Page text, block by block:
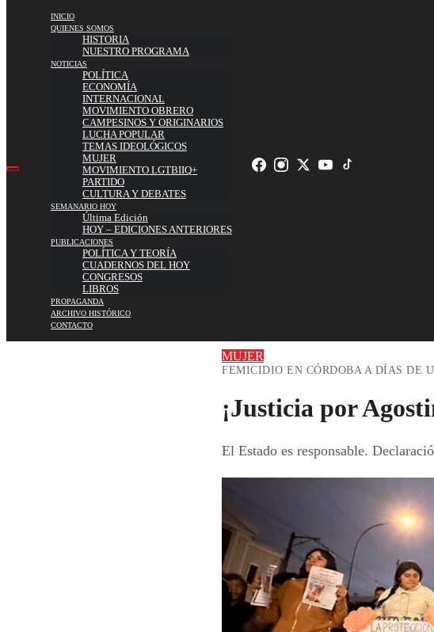
INICIO
QUIENES SOMOS
HISTORIA
NUESTRO PROGRAMA
NOTICIAS
POLÍTICA
ECONOMÍA
INTERNACIONAL
MOVIMIENTO OBRERO
CAMPESINOS Y ORIGINARIOS
LUCHA POPULAR
TEMAS IDEOLÓGICOS
MUJER
MOVIMIENTO LGTBIIQ+
PARTIDO
CULTURA Y DEBATES
SEMANARIO HOY
Última Edición
HOY – EDICIONES ANTERIORES
PUBLICACIONES
POLÍTICA Y TEORÍA
CUADERNOS DEL HOY
CONGRESOS
LIBROS
PROPAGANDA
ARCHIVO HISTÓRICO
CONTACTO
MUJER
FEMICIDIO EN CÓRDOBA A DÍAS DE
¡Justicia por
El Estado es responsable.